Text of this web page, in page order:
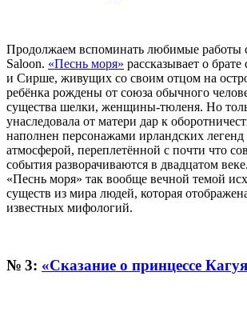
Продолжаем вспоминать любимые работы
Saloon. «Песнь моря» рассказывает о брате
и Сирше, живущих со своим отцом на
ребёнка рождены от союза обычного
существа шелки, женщины-тюленя. Но
унаследовала от матери дар к
наполнен персонажами ирландских легенд
атмосферой, переплетённой с почти что
события разворачиваются в двадцатом
«Песнь моря» так вообще вечной темой
существ из мира людей, которая
известных мифологий.
№ 3: «Сказание о принцессе